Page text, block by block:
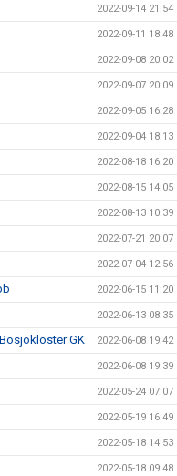
2022-09-14 21:54
2022-09-11 18:48
2022-09-08 20:02
2022-09-07 20:09
2022-09-05 16:28
2022-09-04 18:13
2022-08-18 16:20
2022-08-15 14:05
2022-08-13 10:39
2022-07-21 20:07
2022-07-04 12:56
2022-06-15 11:20
2022-06-13 08:35
GK 2022-06-08 19:42
2022-06-08 19:39
2022-05-24 07:07
2022-05-19 16:49
2022-05-18 14:53
2022-05-18 09:48